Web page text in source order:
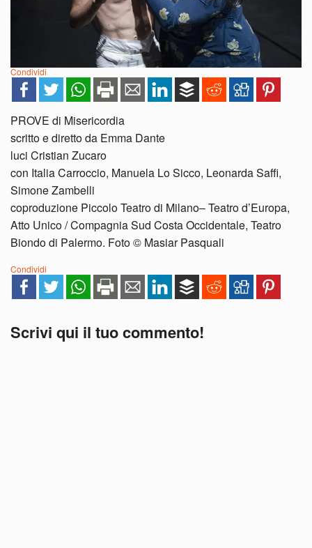
Condividi
PROVE di Misericordia
scritto e diretto da Emma Dante
luci Cristian Zucaro
con Italia Carroccio, Manuela Lo Sicco, Leonarda Saffi,
Simone Zambelli
coproduzione Piccolo Teatro di Milano– Teatro d’Europa,
Atto Unico / Compagnia Sud Costa Occidentale, Teatro
Biondo di Palermo. Foto © Masiar Pasquali
Condividi
Scrivi qui il tuo commento!